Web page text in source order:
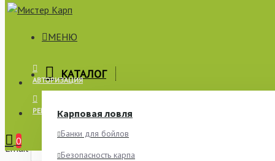
СООБЩИТЬ О НАЛИЧИИ
Имя
Email
МЕНЮ
КАТАЛОГ
Карповая ловля
Банки для бойлов
Безопасность карпа
АВТОРИЗАЦИЯ
РЕГИСТРАЦИЯ
0